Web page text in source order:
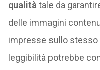
qualità tale da
delle immagini
impresse sullo stesso
leggibilità potrebbe